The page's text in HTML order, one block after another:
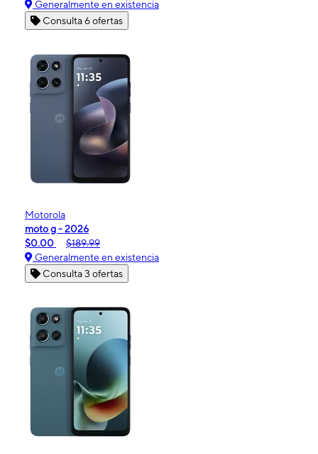
Generalmente en existencia
Consulta 6 ofertas
Motorola
moto g - 2026
$0.00
$189.99
Generalmente en existencia
Consulta 3 ofertas